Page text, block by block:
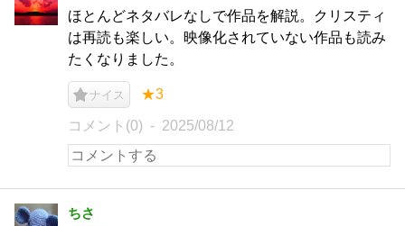
ほとんどネタバレなしで作品を解説。クリスティ
は再読も楽しい。映像化されていない作品も読み
たくなりました。
ナイス ★3
コメント(0) 2025/08/12
ちさ